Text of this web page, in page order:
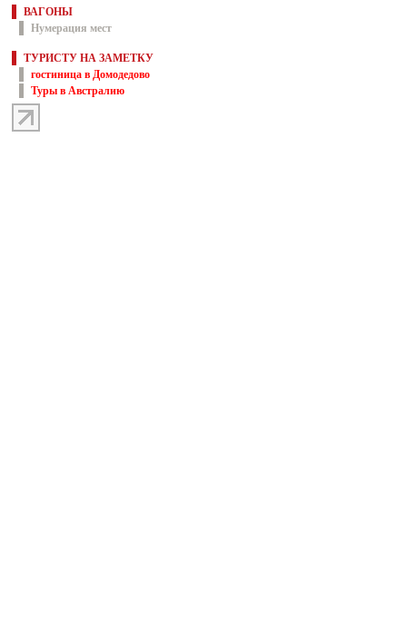
ВАГОНЫ
Нумерация мест
ТУРИСТУ НА ЗАМЕТКУ
гостиница в Домодедово
Туры в Австралию